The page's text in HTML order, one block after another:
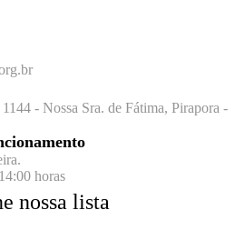
- Nossa Sra. de Fátima, Pirapora -
horas
nossa lista